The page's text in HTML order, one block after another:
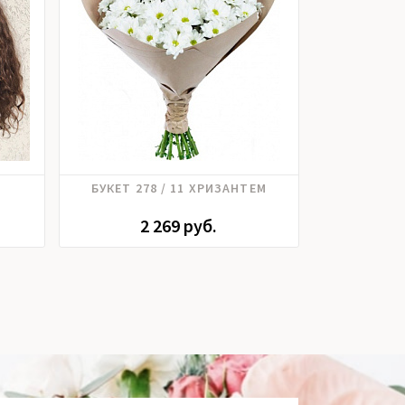
Хризантема
БУКЕТ 278 / 11 ХРИЗАНТЕМ
2 269 руб.